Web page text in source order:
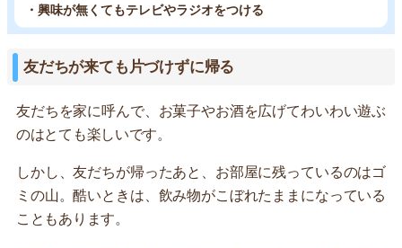
・興味が無くてもテレビやラジオをつける
友だちが来ても片づけずに帰る
友だちを家に呼んで、お菓子やお酒を広げてわいわい遊ぶ
のはとても楽しいです。
しかし、友だちが帰ったあと、お部屋に残っているのはゴ
ミの山。酷いときは、飲み物がこぼれたままになっている
こともあります。